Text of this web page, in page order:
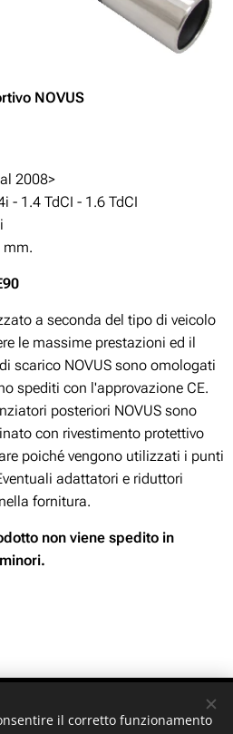
NOVUS
2008>
- 1.4 TdCI - 1.6 TdCI
mm.
a seconda del tipo di veicolo
le massime prestazioni ed il
scarico NOVUS sono omologati
spediti con l'approvazione CE.
posteriori NOVUS sono
con rivestimento protettivo
poiché vengono utilizzati i punti
adattatori e riduttori
fornitura.
non viene spedito in
il corretto funzionamento